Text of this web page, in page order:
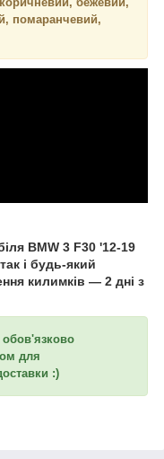
помаранчевий,
BMW 3 F30 '12-19
і будь-який
килимків — 2 дні з
для
:)